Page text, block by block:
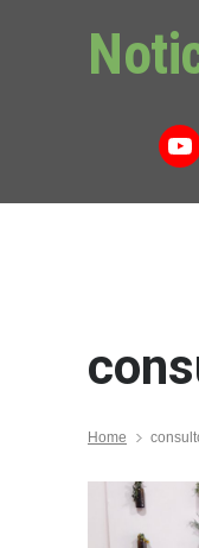
Home